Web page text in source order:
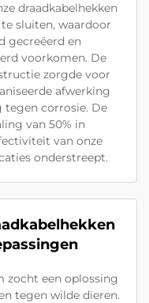
draadkabelhekken
sluiten, waardoor
gecreëerd en
voorkomen. De
zorgde voor
afwerking
tegen corrosie. De
van 50% in
van onze
onderstreept.
zocht een oplossing
tegen wilde dieren.